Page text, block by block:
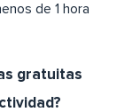
de 1 hora
gratuitas